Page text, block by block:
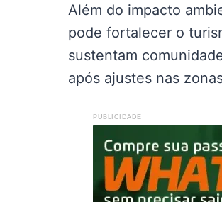
Além do impacto
pode fortalecer o
sustentam
após ajustes nas
PUBLICIDADE